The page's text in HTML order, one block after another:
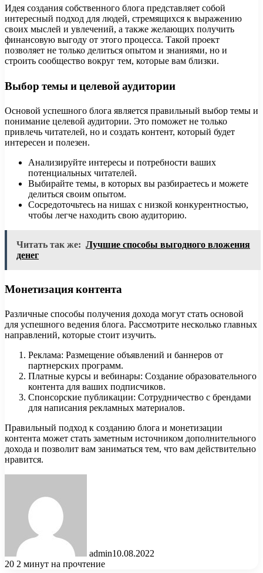
Идея создания собственного блога представляет собой
интересный подход для людей, стремящихся к выражению
своих мыслей и увлечений, а также желающих получить
финансовую выгоду от этого процесса. Такой проект
позволяет не только делиться опытом и знаниями, но и
строить сообщество вокруг тем, которые вам близки.
Выбор темы и целевой аудитории
Основой успешного блога является правильный выбор темы и
понимание целевой аудитории. Это поможет не только
привлечь читателей, но и создать контент, который будет
интересен и полезен.
Анализируйте интересы и потребности ваших
потенциальных читателей.
Выбирайте темы, в которых вы разбираетесь и можете
делиться своим опытом.
Сосредоточьтесь на нишах с низкой конкурентностью,
чтобы легче находить свою аудиторию.
Читать так же: Лучшие способы выгодного вложения
денег
Монетизация контента
Различные способы получения дохода могут стать основой
для успешного ведения блога. Рассмотрите несколько главных
направлений, которые стоит изучить.
Реклама: Размещение объявлений и баннеров от
партнерских программ.
Платные курсы и вебинары: Создание образовательного
контента для ваших подписчиков.
Спонсорские публикации: Сотрудничество с брендами
для написания рекламных материалов.
Правильный подход к созданию блога и монетизации
контента может стать заметным источником дополнительного
дохода и позволит вам заниматься тем, что вам действительно
нравится.
admin10.08.2022
20 2 минут на прочтение